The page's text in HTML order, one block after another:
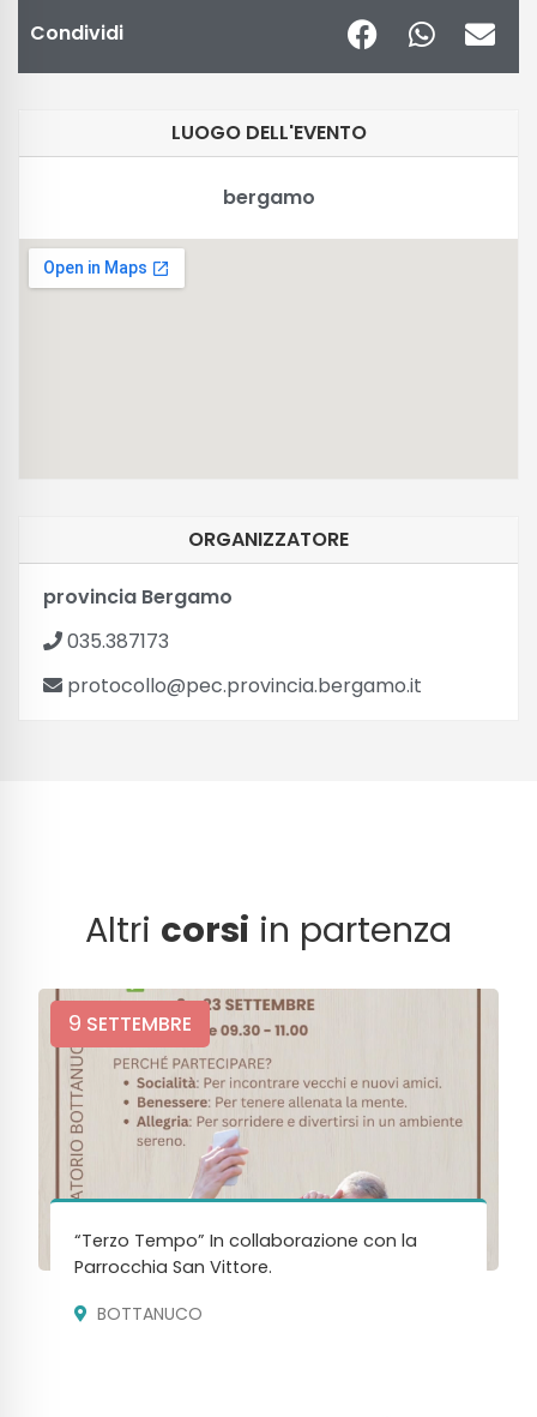
Condividi
LUOGO DELL'EVENTO
bergamo
ORGANIZZATORE
provincia Bergamo
035.387173
protocollo@pec.provincia.bergamo.it
Altri corsi in partenza
9 SETTEMBRE
“Terzo Tempo” In collaborazione con la
Parrocchia San Vittore.
BOTTANUCO